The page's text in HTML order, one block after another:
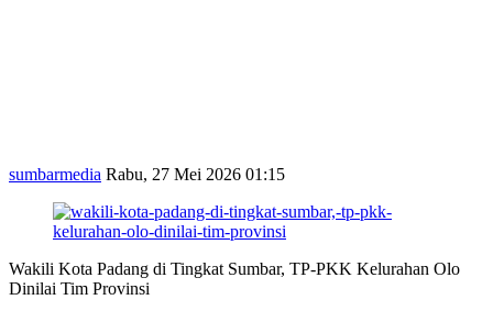
sumbarmedia Rabu, 27 Mei 2026 01:15
Wakili Kota Padang di Tingkat Sumbar, TP-PKK Kelurahan Olo
Dinilai Tim Provinsi